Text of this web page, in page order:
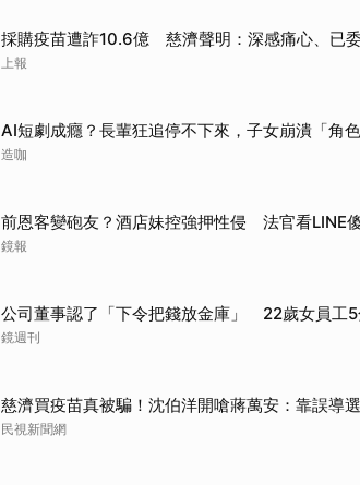
採購疫苗遭詐10.6億 慈濟聲明：深感痛心、已
上報
AI短劇成癮？長輩狂追停不下來，子女崩潰「角
造咖
前恩客變砲友？酒店妹控強押性侵 法官看LINE
鏡報
公司董事認了「下令把錢放金庫」 22歲女員工
鏡週刊
慈濟買疫苗真被騙！沈伯洋開嗆蔣萬安：靠誤導
民視新聞網